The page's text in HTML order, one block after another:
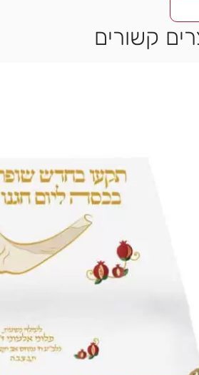
קשורים